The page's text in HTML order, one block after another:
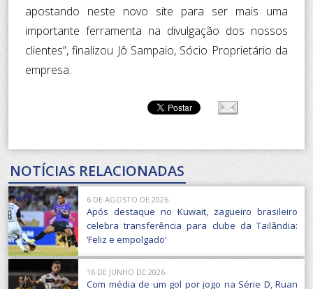
apostando neste novo site para ser mais uma
importante ferramenta na divulgação dos nossos
clientes”, finalizou Jô Sampaio, Sócio Proprietário da
empresa.
NOTÍCIAS RELACIONADAS
6 DE AGOSTO DE 2026
Após destaque no Kuwait, zagueiro brasileiro
celebra transferência para clube da Tailândia:
‘Feliz e empolgado’
16 DE JUNHO DE 2026
Com média de um gol por jogo na Série D, Ruan